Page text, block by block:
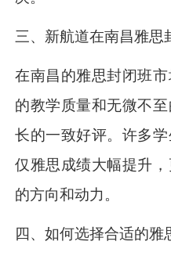
三、新航道在南昌雅思
在南昌的雅思封闭班
的教学质量和无微不
长的一致好评。许多
仅雅思成绩大幅提升
的方向和动力。
四、如何选择合适的雅